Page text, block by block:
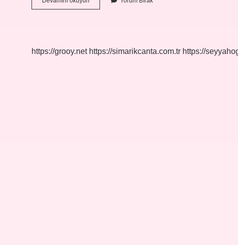
Sanat
https://grooy.net https://simarikcanta.com.tr https://